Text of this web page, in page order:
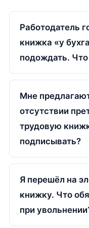
Работодатель
книжка «у
подождать. Что
Мне
отсутствии
трудовую
подписывать?
Я перешёл на
книжку. Что
при